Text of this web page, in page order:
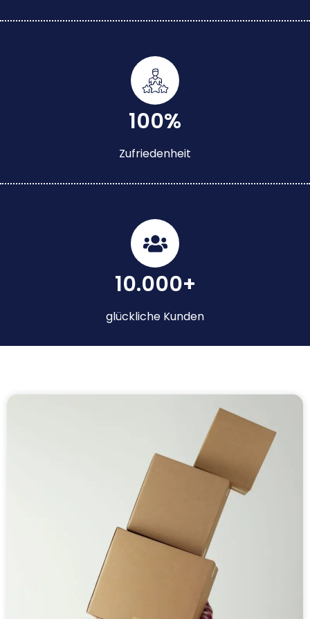
100%
Zufriedenheit
10.000+
glückliche Kunden